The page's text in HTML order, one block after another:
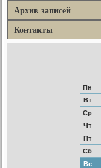
Архив записей
Контакты
Пн
Вт
Ср
Чт
Пт
Сб
Вс